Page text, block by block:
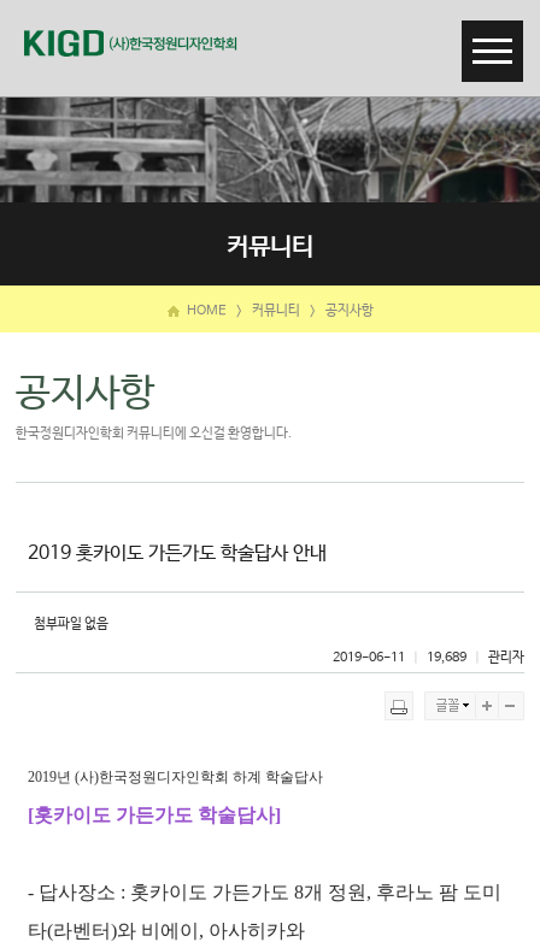
커뮤니티
HOME > 커뮤니티 > 공지사항
공지사항
한국정원디자인학회 커뮤니티에 오신걸 환영합니다.
2019 홋카이도 가든가도 학술답사 안내
첨부파일 없음
2019-06-11 19,689 관리자
2019년(사)한국정원디자인학회 하계 학술답사
[홋카이도 가든가도 학술답사]
- 답사장소 : 홋카이도 가든가도 8개 정원, 후라노 팜 도미
타(라벤터)와 비에이, 아사히카와